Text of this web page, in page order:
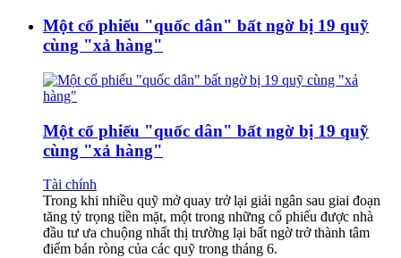
Một cổ phiếu "quốc dân" bất ngờ bị 19 quỹ
cùng "xả hàng"
Một cổ phiếu "quốc dân" bất ngờ bị 19 quỹ
cùng "xả hàng"
Tài chính
Trong khi nhiều quỹ mở quay trở lại giải ngân sau giai đoạn
tăng tỷ trọng tiền mặt, một trong những cổ phiếu được nhà
đầu tư ưa chuộng nhất thị trường lại bất ngờ trở thành tâm
điểm bán ròng của các quỹ trong tháng 6.